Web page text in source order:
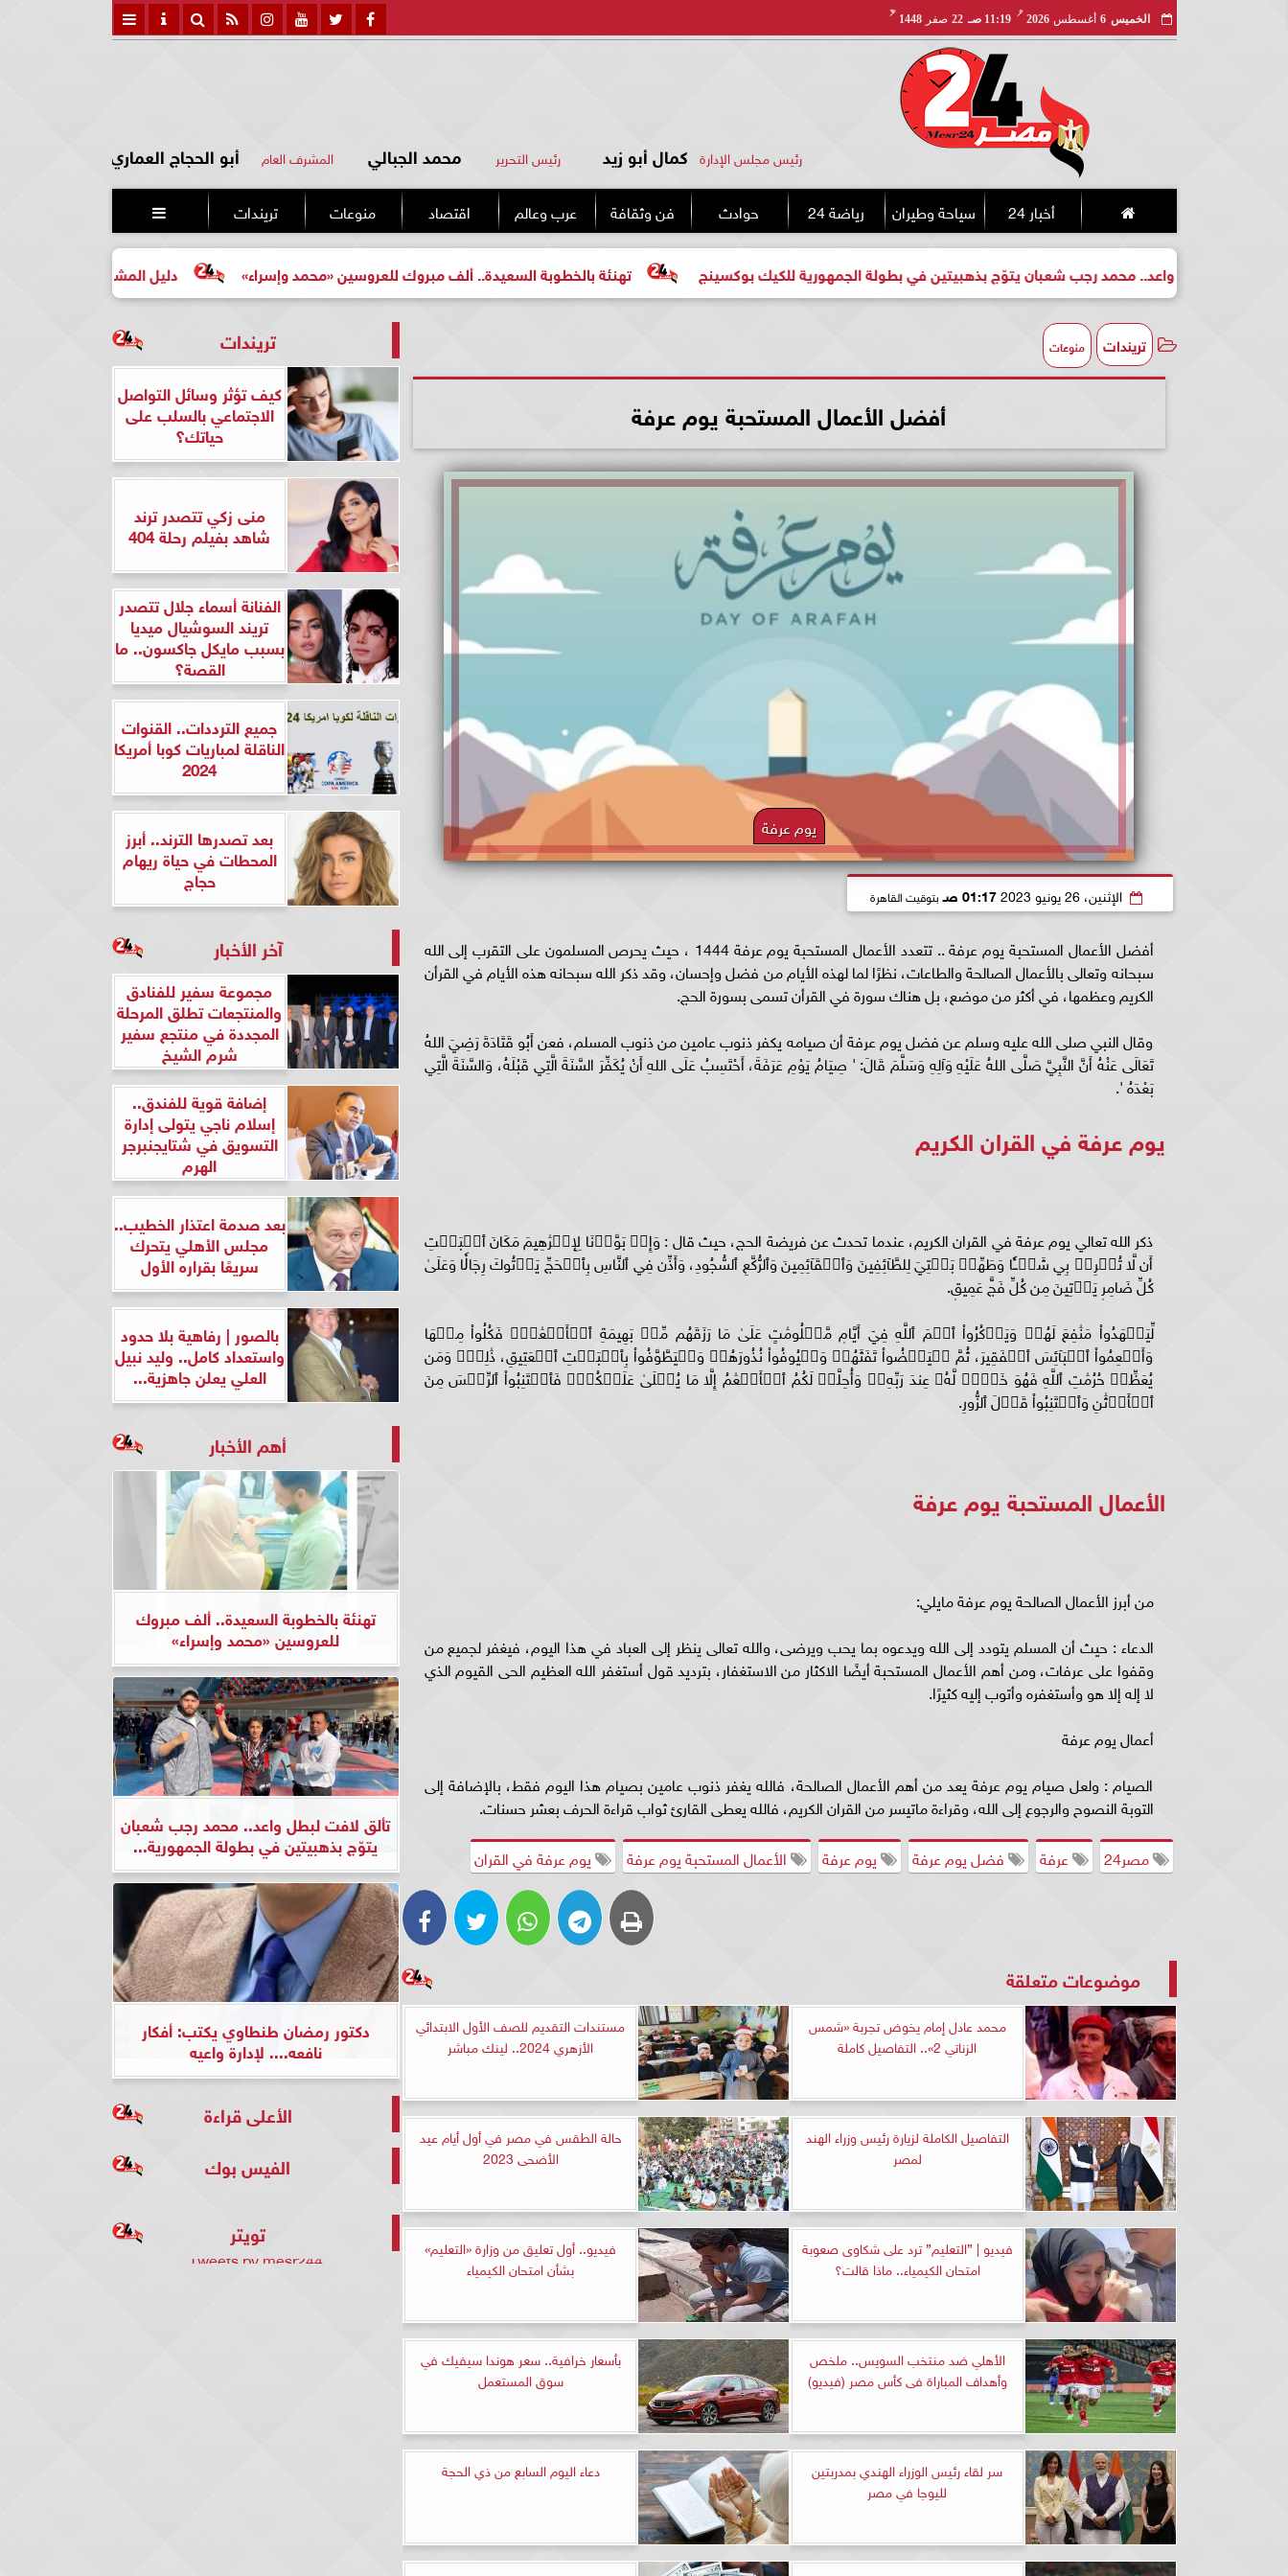
الخميس 6 أغسطس 2026
مـ
11:19 صـ 22 صفر 1448
هـ
رئيس مجلس الإدارة كمال أبو زيد رئيس التحرير محمد الجبالي المشرف العام أبو الحجاج العماري
أخبار 24 سياحة وطيران رياضة 24 حوادث فن وثقافة عرب وعالم اقتصاد منوعات تريندات 
دليل المشتري لأول مرة لاختيار مشروع تهنئة بالخطوبة السعيدة.. ألف مبروك للعروسين «محمد وإسراء» واعد.. محمد رجب شعبان يتوّج بذهبيتين في بطولة الجمهورية للكيك بوكسينج
تريندات منوعات
أفضل الأعمال المستحبة يوم عرفة
يوم عرفة
الإثنين، 26 يونيو 2023 01:17 صـ بتوقيت القاهرة
أفضل الأعمال المستحبة يوم عرفة .. تتعدد الأعمال المستحبة يوم عرفة 1444 ، حيث يحرص المسلمون على التقرب إلى الله
سبحانه وتعالى بالأعمال الصالحة والطاعات، نظرًا لما لهذه الأيام من فضل وإحسان، وقد ذكر الله سبحانه هذه الأيام في القرأن
الكريم وعظمها، في أكثر من موضع، بل هناك سورة في القرأن تسمى بسورة الحج.
وقال النبي صلى الله عليه وسلم عن فضل يوم عرفة أن صيامه يكفر ذنوب عامين من ذنوب المسلم، فعن أَبُو قَتَادَةَ رَضِيَ اللهُ
تَعَالَى عَنْهُ أَنَّ النَّبِيَّ صَلَّى اللهُ عَلَيْهِ وَآلِهِ وَسَلَّمَ قَالَ: ' صِيَامُ يَوْمِ عَرَفَةَ، أَحْتَسِبُ عَلَى اللهِ أَنْ يُكَفِّرَ السَّنَةَ الَّتِي قَبْلَهُ، وَالسَّنَةَ الَّتِي
بَعْدَهُ '.
يوم عرفة في القران الكريم
ذكر الله تعالي يوم عرفة في القران الكريم، عندما تحدث عن فريضة الحج، حيث قال : وَإِذۡ بَوَّأۡنَا لِإِبۡرَٰهِيمَ مَكَانَ ٱلۡبَيۡتِ
أَن لَّا تُشۡرِكۡ بِي شَيۡـٔٗا وَطَهِّرۡ بَيۡتِيَ لِلطَّآئِفِينَ وَٱلۡقَآئِمِينَ وَٱلرُّكَّعِ ٱلسُّجُودِ، وَأَذِّن فِي ٱلنَّاسِ بِٱلۡحَجِّ يَأۡتُوكَ رِجَالٗا وَعَلَىٰ
كُلِّ ضَامِرٖ يَأۡتِينَ مِن كُلِّ فَجٍّ عَمِيقٖ.
لِّيَشۡهَدُواْ مَنَٰفِعَ لَهُمۡ وَيَذۡكُرُواْ ٱسۡمَ ٱللَّهِ فِيٓ أَيَّامٖ مَّعۡلُومَٰتٍ عَلَىٰ مَا رَزَقَهُم مِّنۢ بَهِيمَةِ ٱلۡأَنۡعَٰمِۖ فَكُلُواْ مِنۡهَا
وَأَطۡعِمُواْ ٱلۡبَآئِسَ ٱلۡفَقِيرَ، ثُمَّ لۡيَقۡضُواْ تَفَثَهُمۡ وَلۡيُوفُواْ نُذُورَهُمۡ وَلۡيَطَّوَّفُواْ بِٱلۡبَيۡتِ ٱلۡعَتِيقِ، ذَٰلِكَۖ وَمَن
يُعَظِّمۡ حُرُمَٰتِ ٱللَّهِ فَهُوَ خَيۡرٞ لَّهُۥ عِندَ رَبِّهِۦۗ وَأُحِلَّتۡ لَكُمُ ٱلۡأَنۡعَٰمُ إِلَّا مَا يُتۡلَىٰ عَلَيۡكُمۡۖ فَٱجۡتَنِبُواْ ٱلرِّجۡسَ مِنَ
ٱلۡأَوۡثَٰنِ وَٱجۡتَنِبُواْ قَوۡلَ ٱلزُّورِ.
الأعمال المستحبة يوم عرفة
من أبرز الأعمال الصالحة يوم عرفة مايلي:
الدعاء : حيث أن المسلم يتودد إلى الله ويدعوه بما يحب ويرضى، والله تعالى ينظر إلى العباد في هذا اليوم، فيغفر لجميع من
وقفوا على عرفات، ومن أهم الأعمال المستحبة أيضًا الاكثار من الاستغفار، بترديد قول أستغفر الله العظيم الحى القيوم الذي
لا إله إلا هو وأستغفره وأتوب إليه كثيرًا.
أعمال يوم عرفة
الصيام : ولعل صيام يوم عرفة يعد من أهم الأعمال الصالحة، فالله يغفر ذنوب عامين بصيام هذا اليوم فقط، بالإضافة إلى
التوبة النصوح والرجوع إلى الله، وقراءة ماتيسر من القران الكريم، فالله يعطى القارئ ثواب قراءة الحرف بعشر حسنات.
مصر24
عرفة فضل يوم عرفة يوم عرفة الأعمال المستحبة يوم عرفة يوم عرفة في القران
موضوعات متعلقة
محمد عادل إمام يخوض تجربة «شمس
الزناتي 2».. التفاصيل كاملة
مستندات التقديم للصف الأول الابتدائي
الأزهري 2024.. لينك مباشر
التفاصيل الكاملة لزيارة رئيس وزراء الهند
لمصر
حالة الطقس في مصر في أول أيام عيد
الأضحى 2023
فيديو | ”التعليم” ترد على شكاوى صعوبة
امتحان الكيمياء.. ماذا قالت؟
فيديو.. أول تعليق من وزارة «التعليم»
بشأن امتحان الكيمياء
الأهلي ضد منتخب السويس.. ملخص
وأهداف المباراة فى كأس مصر (فيديو)
بأسعار خرافية.. سعر هوندا سيفيك في
سوق المستعمل
سر لقاء رئيس الوزراء الهندي بمدربتين
لليوجا في مصر
دعاء اليوم السابع من ذي الحجة
تريندات
كيف تؤثر وسائل التواصل
الاجتماعي بالسلب على
حياتك؟
منى زكي تتصدر ترند
شاهد بفيلم رحلة 404
الفنانة أسماء جلال تتصدر
تريند السوشيال ميديا
بسبب مايكل جاكسون.. ما
القصة؟
جميع الترددات.. القنوات
الناقلة لمباريات كوبا أمريكا
2024
بعد تصدرها الترند.. أبرز
المحطات في حياة ريهام
حجاج
آخر الأخبار
مجموعة سفير للفنادق
والمنتجعات تطلق المرحلة
المجددة في منتجع سفير
شرم الشيخ
إضافة قوية للفندق..
إسلام ناجي يتولى إدارة
التسويق في شتايجنبرجر
الهرم
بعد صدمة اعتذار الخطيب..
مجلس الأهلي يتحرك
سريعًا بقراره الأول
بالصور | رفاهية بلا حدود
واستعداد كامل.. وليد نبيل
العلي يعلن جاهزية...
أهم الأخبار
تهنئة بالخطوبة السعيدة.. ألف مبروك
للعروسين «محمد وإسراء»
تألق لافت لبطل واعد.. محمد رجب شعبان
يتوّج بذهبيتين في بطولة الجمهورية...
دكتور رمضان طنطاوي يكتب: أفكار
نافعه.... لإدارة واعيه
الأعلى قراءة
الفيس بوك
تويتر
Tweets by mesr244